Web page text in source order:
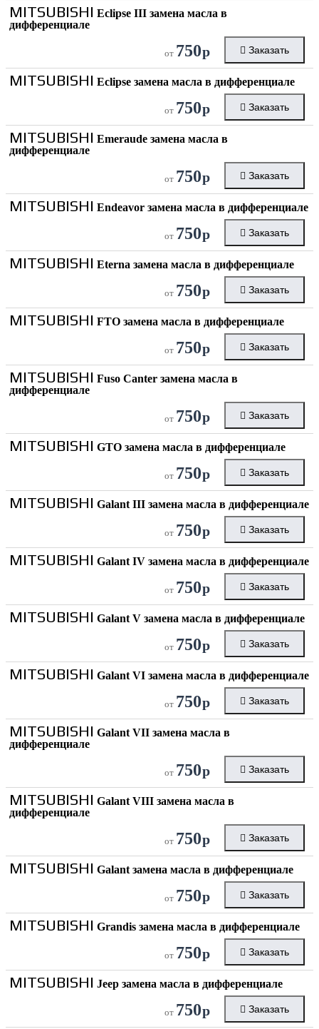
MITSUBISHI Eclipse III замена масла в
дифференциале
от 750р Заказать
MITSUBISHI Eclipse замена масла в дифференциале
от 750р Заказать
MITSUBISHI Emeraude замена масла в
дифференциале
от 750р Заказать
MITSUBISHI Endeavor замена масла в дифференциале
от 750р Заказать
MITSUBISHI Eterna замена масла в дифференциале
от 750р Заказать
MITSUBISHI FTO замена масла в дифференциале
от 750р Заказать
MITSUBISHI Fuso Canter замена масла в
дифференциале
от 750р Заказать
MITSUBISHI GTO замена масла в дифференциале
от 750р Заказать
MITSUBISHI Galant III замена масла в дифференциале
от 750р Заказать
MITSUBISHI Galant IV замена масла в дифференциале
от 750р Заказать
MITSUBISHI Galant V замена масла в дифференциале
от 750р Заказать
MITSUBISHI Galant VI замена масла в дифференциале
от 750р Заказать
MITSUBISHI Galant VII замена масла в
дифференциале
от 750р Заказать
MITSUBISHI Galant VIII замена масла в
дифференциале
от 750р Заказать
MITSUBISHI Galant замена масла в дифференциале
от 750р Заказать
MITSUBISHI Grandis замена масла в дифференциале
от 750р Заказать
MITSUBISHI Jeep замена масла в дифференциале
от 750р Заказать